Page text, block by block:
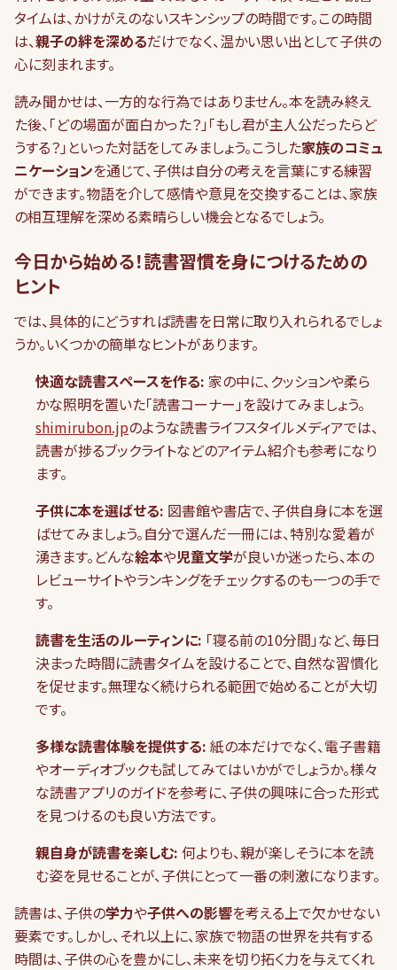
タイムは、かけがえのないスキンシップの時間です。この時間
は、親子の絆を深めるだけでなく、温かい思い出として子供の
心に刻まれます。
読み聞かせは、一方的な行為ではありません。本を読み終え
た後、「どの場面が面白かった？」「もし君が主人公だったらど
うする？」といった対話をしてみましょう。こうした家族のコミュ
ニケーションを通じて、子供は自分の考えを言葉にする練習
ができます。物語を介して感情や意見を交換することは、家族
の相互理解を深める素晴らしい機会となるでしょう。
今日から始める！読書習慣を身につけるための
ヒント
では、具体的にどうすれば読書を日常に取り入れられるでしょ
うか。いくつかの簡単なヒントがあります。
快適な読書スペースを作る: 家の中に、クッションや柔ら
かな照明を置いた「読書コーナー」を設けてみましょう。
shimirubon.jpのような読書ライフスタイルメディアでは、
読書が捗るブックライトなどのアイテム紹介も参考になり
ます。
子供に本を選ばせる: 図書館や書店で、子供自身に本を選
ばせてみましょう。自分で選んだ一冊には、特別な愛着が
湧きます。どんな絵本や児童文学が良いか迷ったら、本の
レビューサイトやランキングをチェックするのも一つの手で
す。
読書を生活のルーティンに: 「寝る前の10分間」など、毎日
決まった時間に読書タイムを設けることで、自然な習慣化
を促せます。無理なく続けられる範囲で始めることが大切
です。
多様な読書体験を提供する: 紙の本だけでなく、電子書籍
やオーディオブックも試してみてはいかがでしょうか。様々
な読書アプリのガイドを参考に、子供の興味に合った形式
を見つけるのも良い方法です。
親自身が読書を楽しむ: 何よりも、親が楽しそうに本を読
む姿を見せることが、子供にとって一番の刺激になります。
読書は、子供の学力や子供への影響を考える上で欠かせない
要素です。しかし、それ以上に、家族で物語の世界を共有する
時間は、子供の心を豊かにし、未来を切り拓く力を与えてくれ